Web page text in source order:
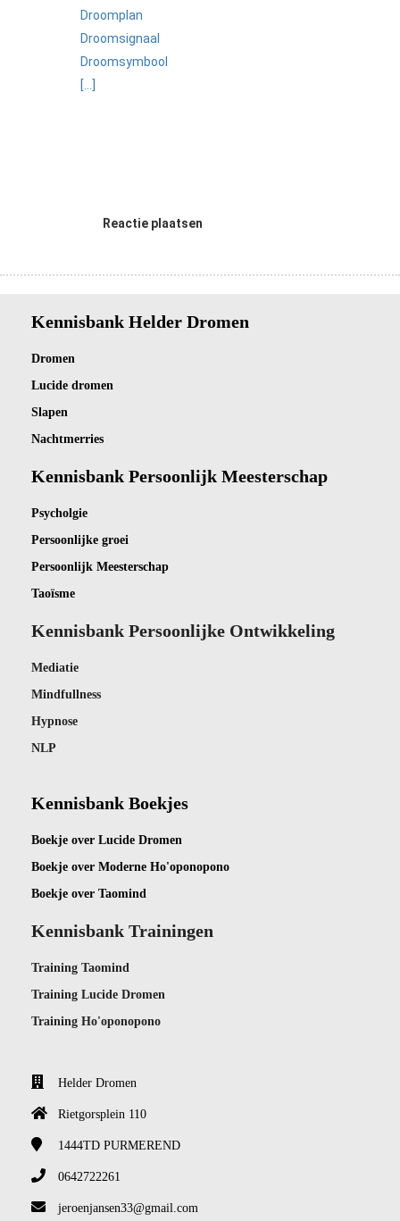
Droomplan
Droomsignaal
Droomsymbool
[...]
Reactie plaatsen
Kennisbank Helder Dromen
Dromen
Lucide dromen
Slapen
Nachtmerries
Kennisbank Persoonlijk Meesterschap
Psycholgie
Persoonlijke groei
Persoonlijk Meesterschap
Taoïsme
Kennisbank Persoonlijke Ontwikkeling
Mediatie
Mindfullness
Hypnose
NLP
Kennisbank Boekjes
Boekje over Lucide Dromen
Boekje over Moderne Ho'oponopono
Boekje over Taomind
Kennisbank Trainingen
Training Taomind
Training Lucide Dromen
Training Ho'oponopono
Helder Dromen
Rietgorsplein 110
1444TD PURMEREND
0642722261
jeroenjansen33@gmail.com